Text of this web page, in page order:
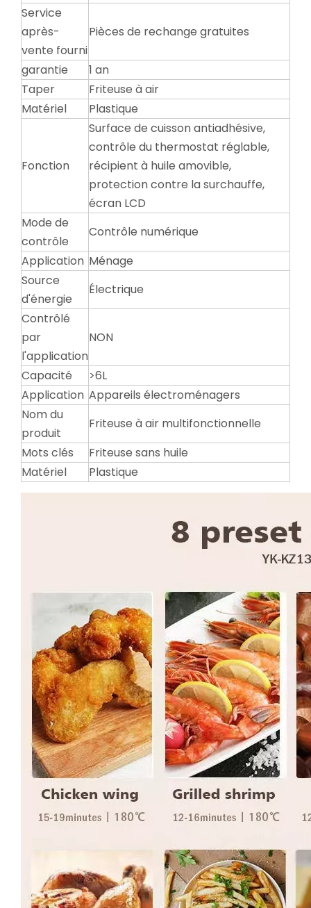
Service
après-
vente fourni
Pièces de rechange gratuites
garantie
1 an
Taper
Friteuse à air
Matériel
Plastique
Fonction
Surface de cuisson antiadhésive,
contrôle du thermostat réglable,
récipient à huile amovible,
protection contre la surchauffe,
écran LCD
Mode de
contrôle
Contrôle numérique
Application Ménage
Source
d'énergie
Électrique
Contrôlé
par
l'application
NON
Capacité
>6L
Application Appareils électroménagers
Nom du
produit
Friteuse à air multifonctionnelle
Mots clés
Friteuse sans huile
Matériel
Plastique